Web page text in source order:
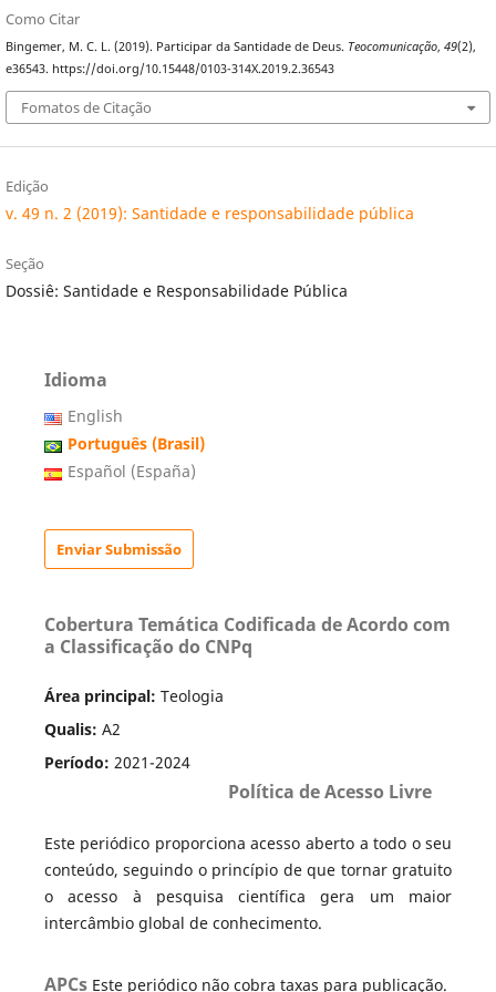
Como Citar
Bingemer, M. C. L. (2019). Participar da Santidade de Deus. Teocomunicação, 49(2),
e36543. https://doi.org/10.15448/0103-314X.2019.2.36543
Fomatos de Citação
Edição
v. 49 n. 2 (2019): Santidade e responsabilidade pública
Seção
Dossiê: Santidade e Responsabilidade Pública
Idioma
English
Português (Brasil)
Español (España)
Enviar Submissão
Cobertura Temática Codificada de Acordo com
a Classificação do CNPq
Área principal: Teologia
Qualis: A2
Período: 2021-2024
Política de Acesso Livre
Este periódico proporciona acesso aberto a todo o seu
conteúdo, seguindo o princípio de que tornar gratuito
o acesso à pesquisa científica gera um maior
intercâmbio global de conhecimento.
APCs Este periódico não cobra taxas para publicação.